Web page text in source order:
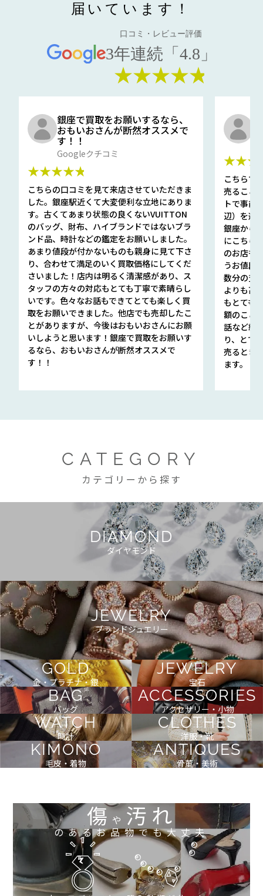
届いています！
口コミ・レビュー評価
3年連続「4.8」
★★★★★
銀座で買取をお願いするなら、
おもいおさんが断然オススメで
す！！
Googleクチコミ
★★★★★
こちらの口コミを見て来店させていただきま
した。銀座駅近くて大変便利な立地にありま
す。古くてあまり状態の良くないVUITTON
のバッグ、財布、ハイブランドではないブラ
ンド品、時計などの鑑定をお願いしました。
あまり値段が付かないものも親身に見て下さ
り、合わせて満足のいく買取価格にしてくだ
さいました！店内は明るく清潔感があり、ス
タッフの方々の対応もとても丁寧で素晴らし
いです。色々なお話もできてとても楽しく買
取をお願いできました。他店でも売却したこ
とがありますが、今後はおもいおさんにお願
いしようと思います！銀座で買取をお願いす
るなら、おもいおさんが断然オススメで
す！！
こちらで
売ること
トで事前
辺）を選
銀座から
にこちら
のお店も
うお値段
数分の査
よりも高
もとても
額のこと
話など細
り、とて
売るとき
ます。
CATEGORY
カテゴリーから探す
DIAMOND
ダイヤモンド
JEWELRY
ブランドジュエリー
GOLD
金・プラチナ・銀
JEWELRY
宝石
BAG
バッグ
ACCESSORIES
アクセサリー・小物
WATCH
時計
CLOTHES
洋服・靴
KIMONO
毛皮・着物
ANTIQUES
骨董・美術
傷や 汚れ
のあるお品物でも大丈夫